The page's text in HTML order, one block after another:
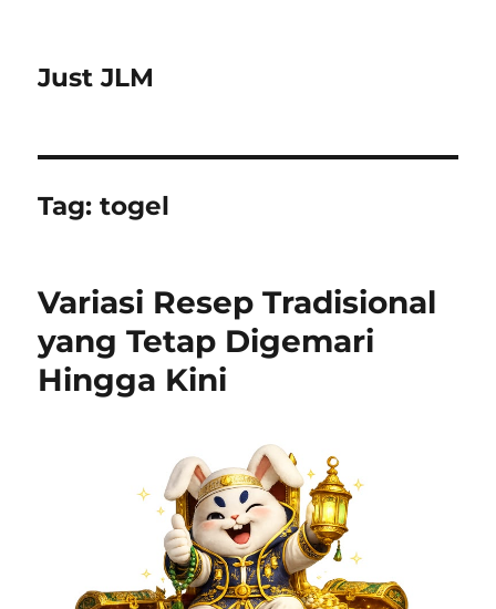
Just JLM
Tag:togel
Variasi Resep Tradisional
yang Tetap Digemari
Hingga Kini